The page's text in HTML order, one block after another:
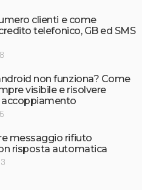
clienti e come
telefonico, GB ed SMS
non funziona? Come
visibile e risolvere
messaggio rifiuto
risposta automatica